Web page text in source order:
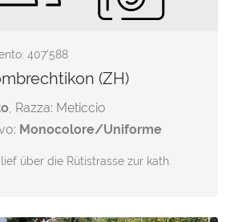
407'588
(ZH)
, Razza: Meticcio
Monocolore/Uniforme
über die Rütistrasse zur kath.